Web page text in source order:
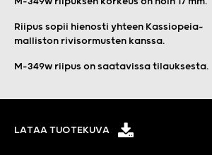
Riipus sopii hienosti yhteen Kassiopeia-
malliston rivisormusten kanssa.
M-349w riipus on saatavissa tilauksesta.
LATAA TUOTEKUVA